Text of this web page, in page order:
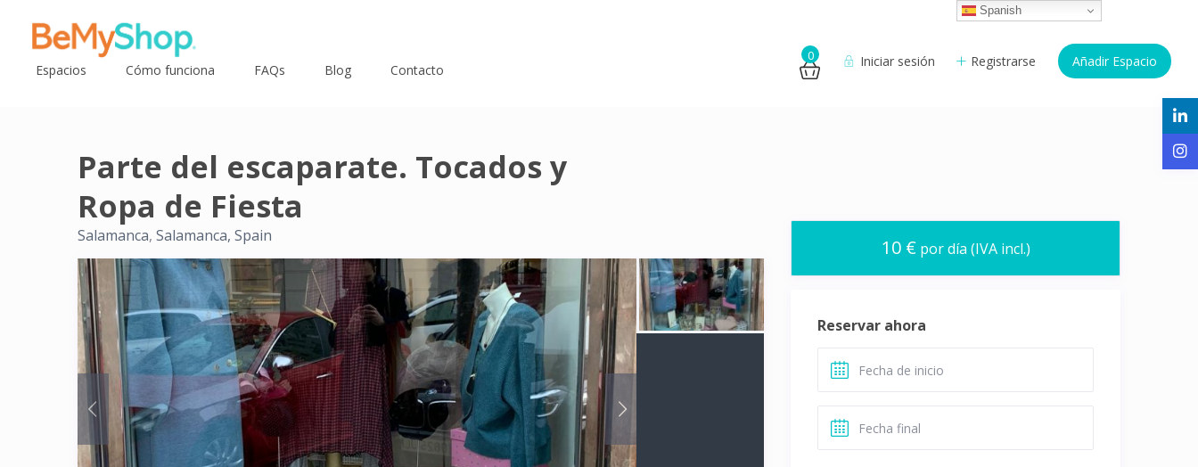
0 Iniciar sesión Registrarse Añadir Espacio
Espacios Cómo funciona FAQs Blog Contacto
Parte del escaparate. Tocados y
Ropa de Fiesta
Salamanca, Salamanca, Spain 10 €por día (IVA incl.)
Reservar ahora
Spanish